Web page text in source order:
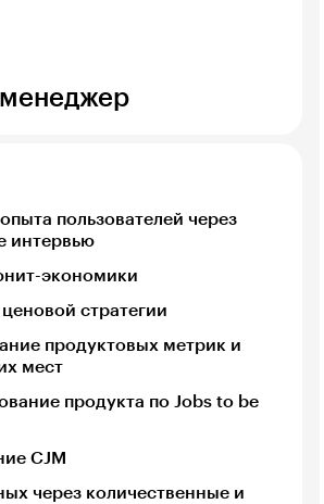
пользователей через
интервью
экономики
стратегии
продуктовых метрик и
мест
продукта по Jobs to be
CJM
через количественные и